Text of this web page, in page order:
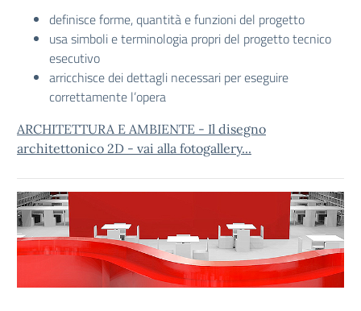
definisce forme, quantità e funzioni del progetto
usa simboli e terminologia propri del progetto tecnico
esecutivo
arricchisce dei dettagli necessari per eseguire
correttamente l’opera
ARCHITETTURA E AMBIENTE - Il disegno
architettonico 2D - vai alla fotogallery...